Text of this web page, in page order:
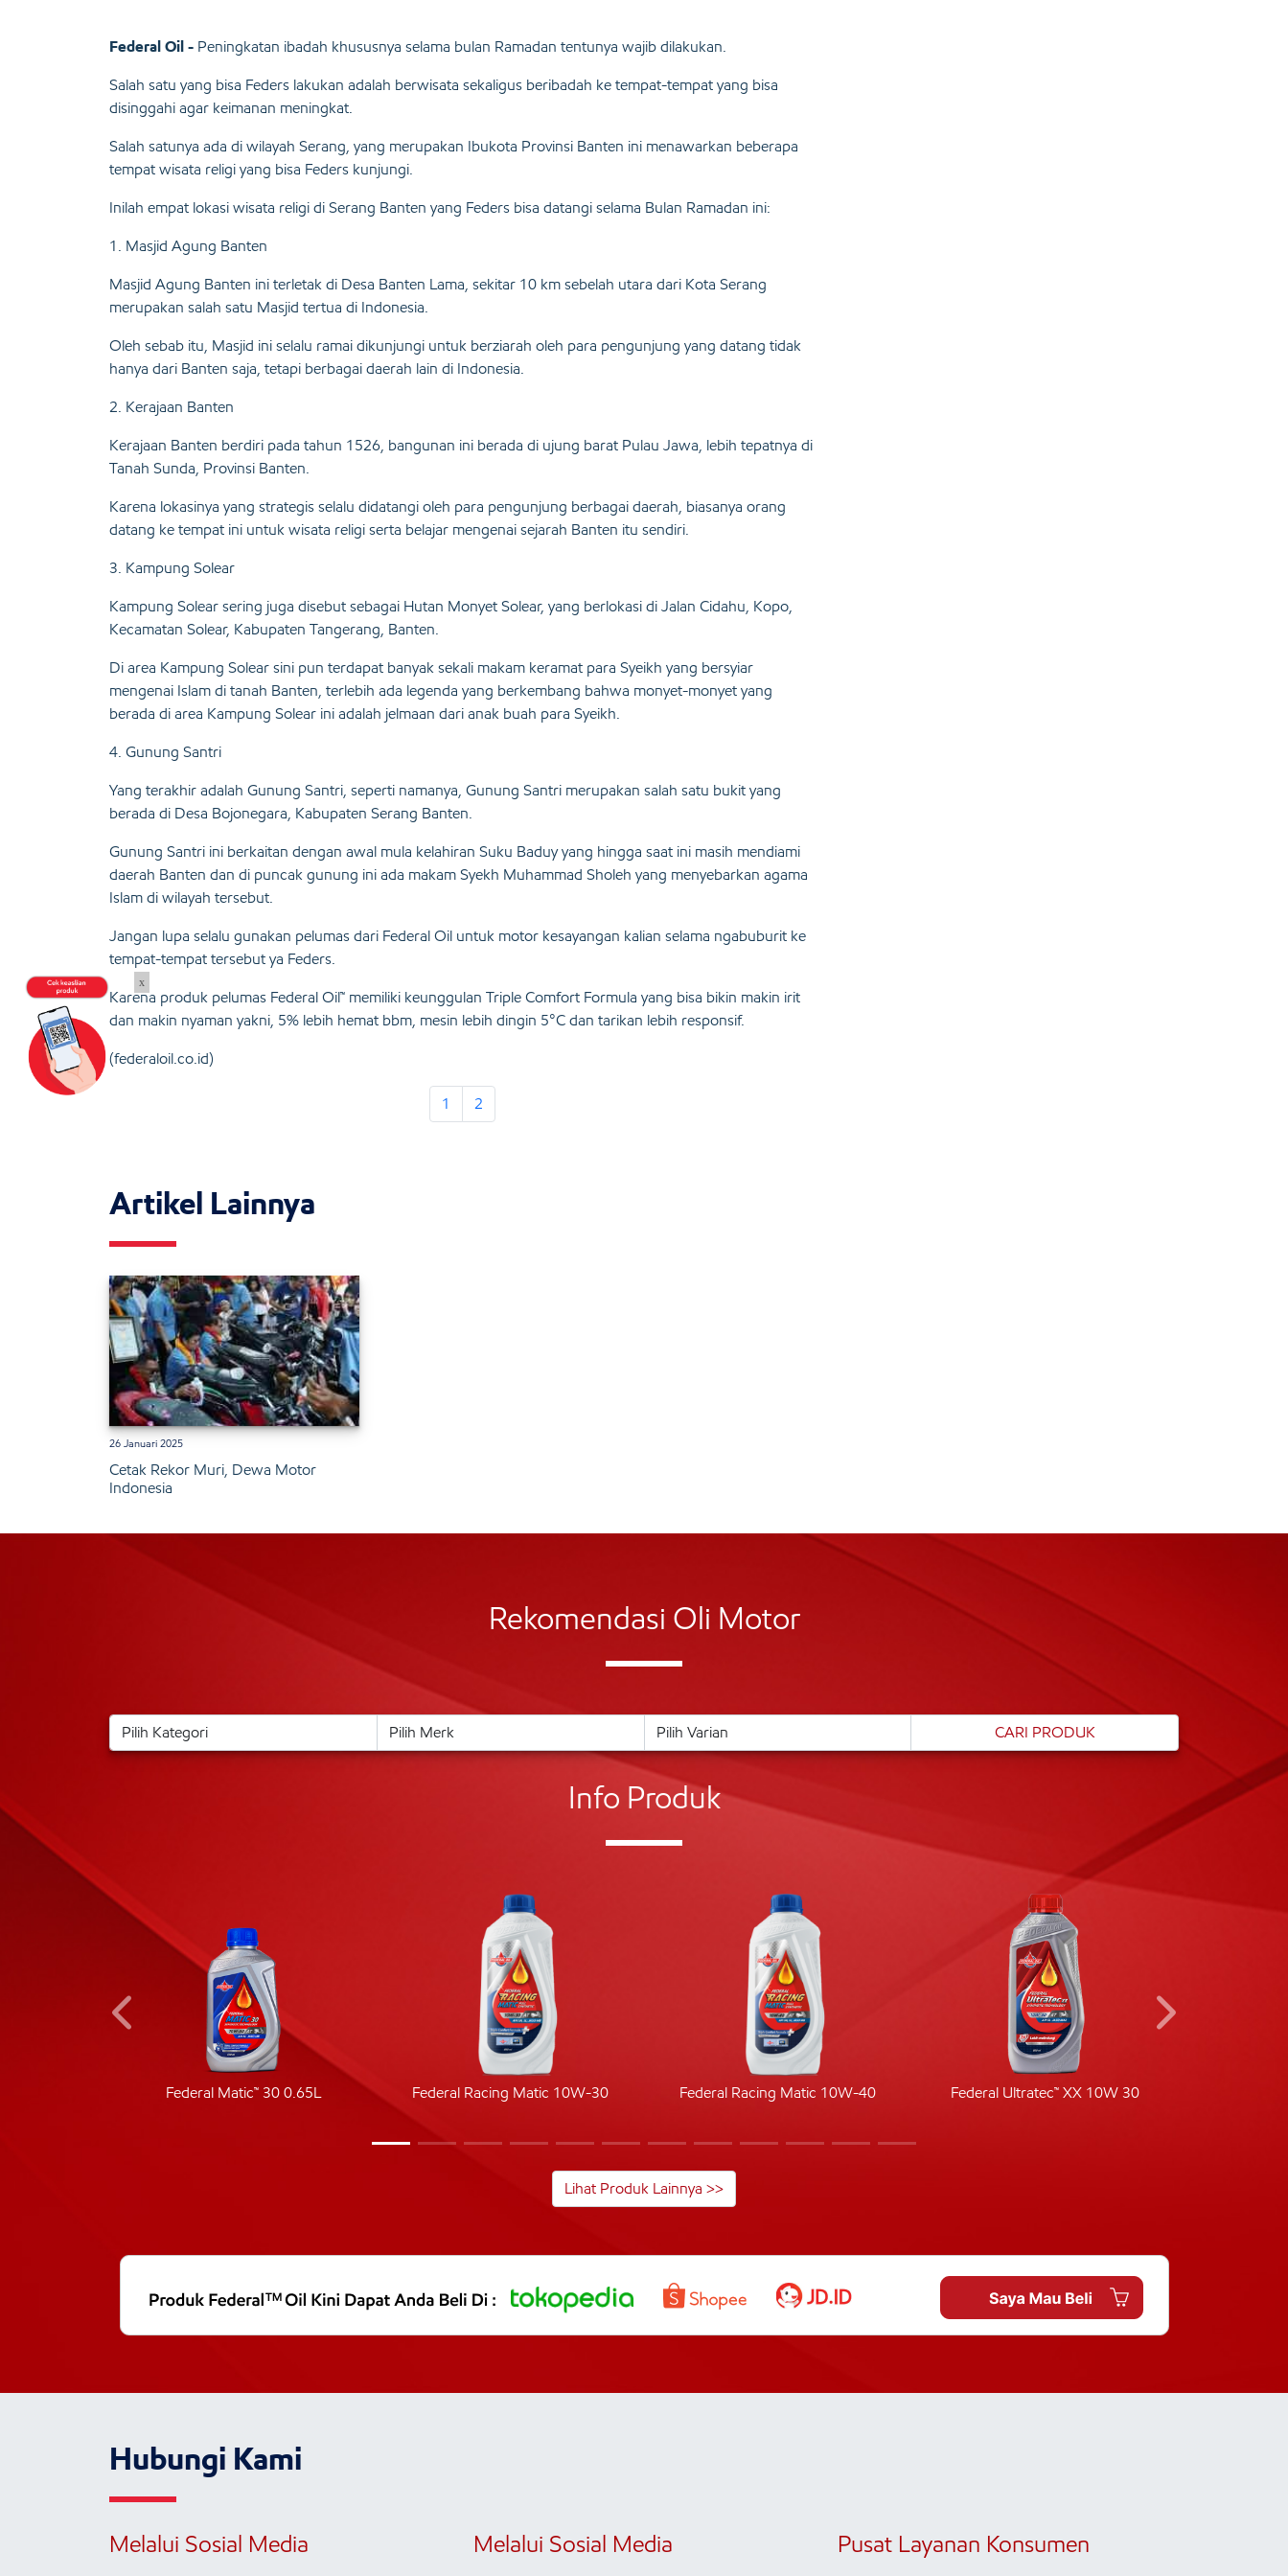
Federal Oil - Peningkatan ibadah khususnya selama bulan Ramadan tentunya wajib dilakukan.
Salah satu yang bisa Feders lakukan adalah berwisata sekaligus beribadah ke tempat-tempat yang bisa
disinggahi agar keimanan meningkat.
Salah satunya ada di wilayah Serang, yang merupakan Ibukota Provinsi Banten ini menawarkan beberapa
tempat wisata religi yang bisa Feders kunjungi.
Inilah empat lokasi wisata religi di Serang Banten yang Feders bisa datangi selama Bulan Ramadan ini:
1. Masjid Agung Banten
Masjid Agung Banten ini terletak di Desa Banten Lama, sekitar 10 km sebelah utara dari Kota Serang
merupakan salah satu Masjid tertua di Indonesia.
Oleh sebab itu, Masjid ini selalu ramai dikunjungi untuk berziarah oleh para pengunjung yang datang tidak
hanya dari Banten saja, tetapi berbagai daerah lain di Indonesia.
2. Kerajaan Banten
Kerajaan Banten berdiri pada tahun 1526, bangunan ini berada di ujung barat Pulau Jawa, lebih tepatnya di
Tanah Sunda, Provinsi Banten.
Karena lokasinya yang strategis selalu didatangi oleh para pengunjung berbagai daerah, biasanya orang
datang ke tempat ini untuk wisata religi serta belajar mengenai sejarah Banten itu sendiri.
3. Kampung Solear
Kampung Solear sering juga disebut sebagai Hutan Monyet Solear, yang berlokasi di Jalan Cidahu, Kopo,
Kecamatan Solear, Kabupaten Tangerang, Banten.
Di area Kampung Solear sini pun terdapat banyak sekali makam keramat para Syeikh yang bersyiar
mengenai Islam di tanah Banten, terlebih ada legenda yang berkembang bahwa monyet-monyet yang
berada di area Kampung Solear ini adalah jelmaan dari anak buah para Syeikh.
4. Gunung Santri
Yang terakhir adalah Gunung Santri, seperti namanya, Gunung Santri merupakan salah satu bukit yang
berada di Desa Bojonegara, Kabupaten Serang Banten.
Gunung Santri ini berkaitan dengan awal mula kelahiran Suku Baduy yang hingga saat ini masih mendiami
daerah Banten dan di puncak gunung ini ada makam Syekh Muhammad Sholeh yang menyebarkan agama
Islam di wilayah tersebut.
Jangan lupa selalu gunakan pelumas dari Federal Oil untuk motor kesayangan kalian selama ngabuburit ke
tempat-tempat tersebut ya Feders.
Karena produk pelumas Federal Oil™ memiliki keunggulan Triple Comfort Formula yang bisa bikin makin irit
dan makin nyaman yakni, 5% lebih hemat bbm, mesin lebih dingin 5°C dan tarikan lebih responsif.
(federaloil.co.id)
1 2
Artikel Lainnya
26 Januari 2025
Cetak Rekor Muri, Dewa Motor
Indonesia
Rekomendasi Oli Motor
Info Produk
Federal Matic™ 30 0.65L Federal Racing Matic 10W-30 Federal Racing Matic 10W-40 Federal Ultratec™ XX 10W 30
Lihat Produk Lainnya >>
Hubungi Kami
Melalui Sosial Media Melalui Sosial Media Pusat Layanan Konsumen
x